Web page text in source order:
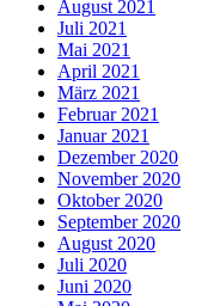
August 2021
Juli 2021
Mai 2021
April 2021
März 2021
Februar 2021
Januar 2021
Dezember 2020
November 2020
Oktober 2020
September 2020
August 2020
Juli 2020
Juni 2020